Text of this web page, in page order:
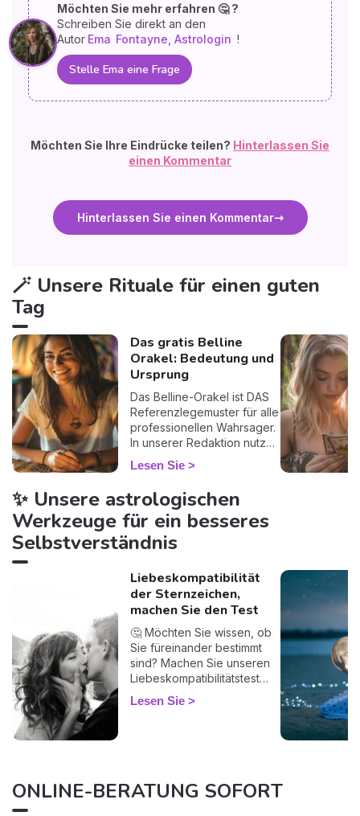
Möchten Sie mehr erfahren 🤔 ?
Schreiben Sie direkt an den
Autor Ema Fontayne, Astrologin !
Stelle Ema eine Frage
Möchten Sie Ihre Eindrücke teilen? Hinterlassen Sie
einen Kommentar
Hinterlassen Sie einen Kommentar
🪄 Unsere Rituale für einen guten
Tag
Das gratis Belline
Orakel: Bedeutung und
Ursprung
Das Belline-Orakel ist DAS
Referenzlegemuster für alle
professionellen Wahrsager.
In unserer Redaktion nutzen
wir es regelmäßig im
privaten Rahmen... und wir
überdrüssig. Warum? Weil
seine Präzision schlichtweg
verblüffend ist. Durchleben
Sie eine Phase des
Sie Tag und Nacht
beschäftigt? Spüren Sie,
dass sich etwas in Ihrem
Leben abspielt, ohne es in
Worte fassen zu können?
Das Belline-Orakel wird
Ihnen antworten, ohne
Umschweife, ohne
Schmeichelei, mit einer
nachts wachhalten... dieses
Lesen Sie
✨ Unsere astrologischen
Werkzeuge für ein besseres
Selbstverständnis
Liebeskompatibilität
der Sternzeichen,
machen Sie den Test
🤔 Möchten Sie wissen, ob
Sie füreinander bestimmt
sind? Machen Sie unseren
Liebeskompatibilitätstest
und entdecken Sie Ihre
Erfolgsquote. Sie müssen
nicht, mir einen Kommentar
zu hinterlassen und mir zu
Lesen Sie
ONLINE-BERATUNG SOFORT